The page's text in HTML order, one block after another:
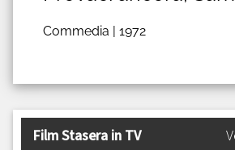
Commedia | 1972